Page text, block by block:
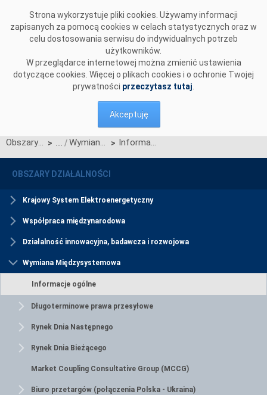
Strona wykorzystuje pliki cookies. Używamy informacji
zapisanych za pomocą cookies w celach statystycznych oraz w
celu dostosowania serwisu do indywidualnych potrzeb
użytkowników.
W przeglądarce internetowej można zmienić ustawienia
dotyczące cookies. Więcej o plikach cookies i o ochronie Twojej
prywatności przeczytasz tutaj
Akceptuję
Obszary działalności > Wymiana Międzysystemowa > Informacje ogólne
OBSZARY DZIAŁALNOŚCI
Krajowy System Elektroenergetyczny
Współpraca międzynarodowa
Działalność innowacyjna, badawcza i rozwojowa
Wymiana Międzysystemowa
Informacje ogólne
Długoterminowe prawa przesyłowe
Rynek Dnia Następnego
Rynek Dnia Bieżącego
Market Coupling Consultative Group (MCCG)
Biuro przetargów (połączenia Polska - Ukraina)